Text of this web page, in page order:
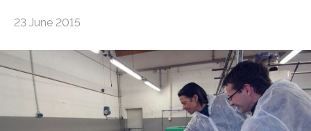
23 June 2015